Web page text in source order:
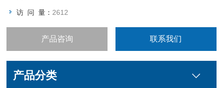
访 问 量： 2612
产品咨询 联系我们
产品分类